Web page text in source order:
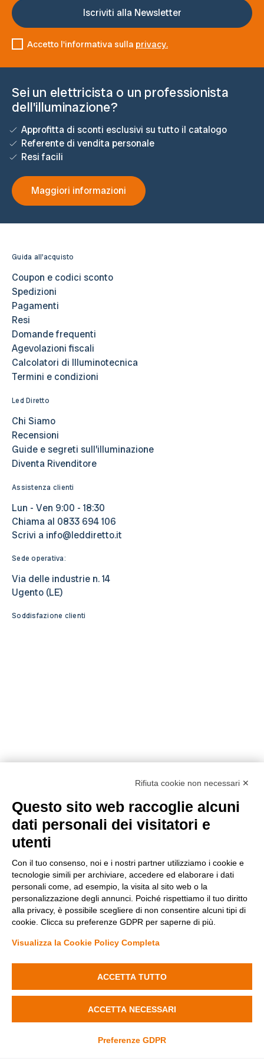
la
Plafoniera
Aumenta
la
quantità
di
Plafoniera
Ø167x90mm
Gesso
Accetto l'informativa sulla privacy.
Sei un elettricista o un professionista
dell'illuminazione?
Approfitta di sconti esclusivi su tutto il catalogo
Referente di vendita personale
Resi facili
Maggiori informazioni
Guida all'acquisto
Coupon e codici sconto
Spedizioni
Pagamenti
Resi
Domande frequenti
Agevolazioni fiscali
Calcolatori di Illuminotecnica
Termini e condizioni
Led Diretto
Chi Siamo
Recensioni
Guide e segreti sull’illuminazione
Diventa Rivenditore
Assistenza clienti
Lun - Ven 9:00 - 18:30
Chiama al 0833 694 106
Scrivi a info@leddiretto.it
Sede operativa:
Via delle industrie n. 14
Ugento (LE)
Soddisfazione clienti
Metodi di pagamento
Privacy Policy
Cookie Policy
Modifica preferenze Cookie
Rifiuta cookie non necessari ✕
Questo sito web raccoglie alcuni
dati personali dei visitatori e
utenti
Con il tuo consenso, noi e i nostri partner utilizziamo i cookie e
tecnologie simili per archiviare, accedere ed elaborare i dati
personali come, ad esempio, la visita al sito web o la
personalizzazione degli annunci. Poiché rispettiamo il tuo diritto
alla privacy, è possibile scegliere di non consentire alcuni tipi di
cookie. Clicca su preferenze GDPR per saperne di più.
Visualizza la Cookie Policy Completa
ACCETTA TUTTO
ACCETTA NECESSARI
Preferenze GDPR